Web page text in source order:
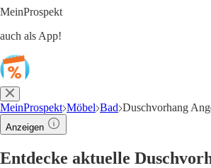
MeinProspekt
auch als App!
MeinProspekt Möbel Bad Duschvorhang
Anzeigen
Entdecke aktuelle